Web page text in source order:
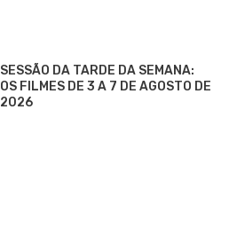
SESSÃO DA TARDE DA SEMANA:
OS FILMES DE 3 A 7 DE AGOSTO DE
2026